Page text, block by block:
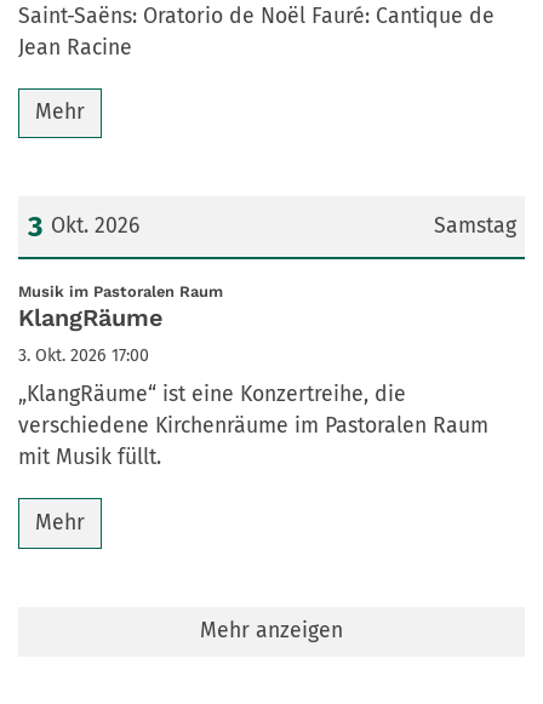
Saint-Saëns: Oratorio de Noël Fauré: Cantique de
Jean Racine
Mehr
Samstag
3 Okt. 2026
Datum: 3. Oktober 2026
Musik im Pastoralen Raum:
KlangRäume
3. Okt. 2026 17:00
„KlangRäume“ ist eine Konzertreihe, die
verschiedene Kirchenräume im Pastoralen Raum
mit Musik füllt.
Mehr
Mehr anzeigen